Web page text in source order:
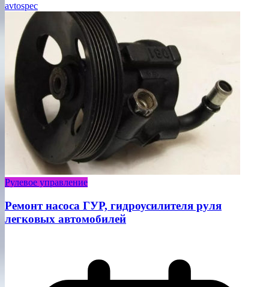
avtospec
Рулевое управление
Ремонт насоса ГУР, гидроусилителя руля
легковых автомобилей